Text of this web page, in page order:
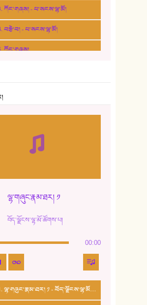
ཀོང་གཞས། - པ་སངས་ལྷ་མོ།
བརྩེ་བ། - པ་སངས་ལྷ་མོ།
ཀོང་གཞས།
10. ཆང་གཞས། ༣
ཤམ་པ་ལ་ཡི་སྲས་མོ།
ལྷ་བུ་དར་བུ།
ང་བོད་པ་ཡིན། - ཕུར་བུ་རྣམ་རྒྱལ།
ལྷ་གཞུང་རྣམ་ཐར། ༡
བོད་ལྗོངས་ལྷ་མོ་ཚོགས་པ།
00:00
1. ལྷ་གཞུང་རྣམ་ཐར། ༡ - བོད་ལྗོངས་ལྷ་མོ་ཚོགས་པ།